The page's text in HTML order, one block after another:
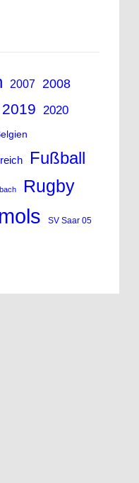
2007 2008
2019 2020
Fußball
Rugby
SV Saar 05